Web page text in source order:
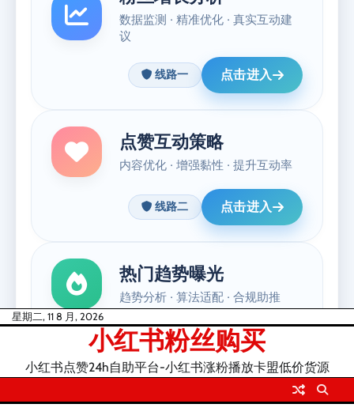
Skip星期二, 11 8 月, 2026
小红书粉丝购买
小红书点赞24h自助平台-小红书涨粉播放卡盟低价货源